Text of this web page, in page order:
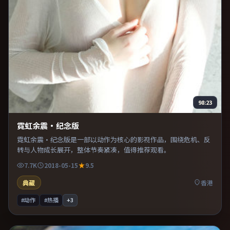
98:23
霓虹余震·纪念版
霓虹余震·纪念版是一部以动作为核心的影视作品，围绕危机、反
转与人物成长展开，整体节奏紧凑，值得推荐观看。
7.7K 2018-05-15
9.5
典藏
香港
#动作 #热播 +3